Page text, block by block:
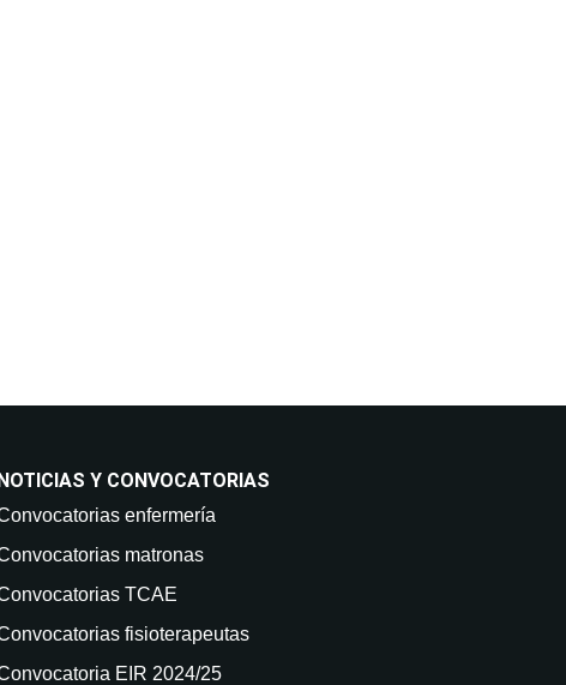
Y CONVOCATORIAS
enfermería
matronas
TCAE
fisioterapeutas
EIR 2024/25